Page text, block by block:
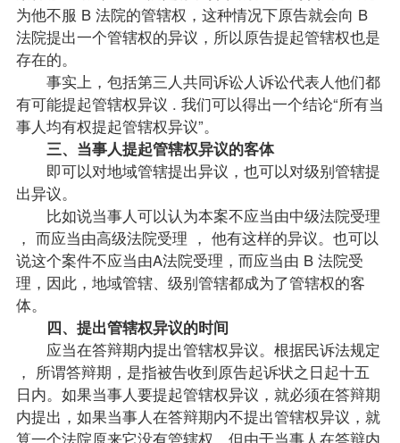
为他不服 B 法院的管辖权，这种情况下原告就会向 B
法院提出一个管辖权的异议，所以原告提起管辖权也是
存在的。
事实上，包括第三人共同诉讼人诉讼代表人他们都
有可能提起管辖权异议 . 我们可以得出一个结论“所有当
事人均有权提起管辖权异议”。
三、当事人提起管辖权异议的客体
即可以对地域管辖提出异议，也可以对级别管辖提
出异议。
比如说当事人可以认为本案不应当由中级法院受理
， 而应当由高级法院受理 ， 他有这样的异议。也可以
说这个案件不应当由A法院受理，而应当由 B 法院受
理，因此，地域管辖、级别管辖都成为了管辖权的客
体。
四、提出管辖权异议的时间
应当在答辩期内提出管辖权异议。根据民诉法规定
， 所谓答辩期，是指被告收到原告起诉状之日起十五
日内。如果当事人要提起管辖权异议，就必须在答辩期
内提出，如果当事人在答辩期内不提出管辖权异议，就
算一个法院原来它没有管辖权，但由于当事人在答辩内